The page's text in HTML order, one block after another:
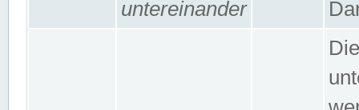
untereinander